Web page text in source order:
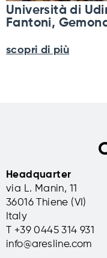
Università di
Fantoni,
scopri di più
Headquarter
via L. Manin, 11
36016 Thiene (VI)
Italy
T +39 0445 314 931
info@aresline.com